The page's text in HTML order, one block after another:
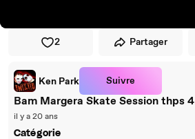
2 Partager
Ken Park Suivre
Bam Margera Skate Session thps 4
il y a 20 ans
Catégorie